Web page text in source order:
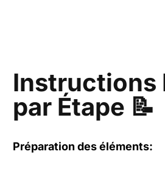
Instructions
par Étape 📝
Préparation des éléments: